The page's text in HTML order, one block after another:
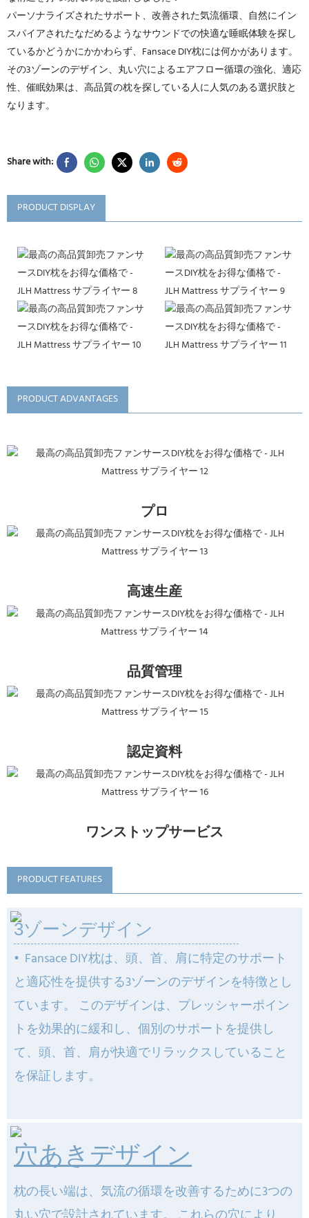
パーソナライズされたサポート、改善された気流循環、自然にイン
スパイアされたなだめるようなサウンドでの快適な睡眠体験を探し
ているかどうかにかかわらず、Fansace DIY枕には何かがあります。
その3ゾーンのデザイン、丸い穴によるエアフロー循環の強化、適応
性、催眠効果は、高品質の枕を探している人に人気のある選択肢と
なります。
Share with:
PRODUCT DISPLAY
PRODUCT ADVANTAGES
プロ
高速生産
品質管理
認定資料
ワンストップサービス
PRODUCT FEATURES
3ゾーンデザイン
• Fansace DIY枕は、頭、首、肩に特定のサポート
と適応性を提供する3ゾーンのデザインを特徴とし
ています。 このデザインは、プレッシャーポイン
トを効果的に緩和し、個別のサポートを提供し
て、頭、首、肩が快適でリラックスしていること
を保証します。
穴あきデザイン
枕の長い端は、気流の循環を改善するために3つの